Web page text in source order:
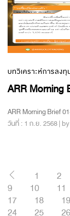
บทวิเคราะห์การลงทุ
ARR Morning
ARR Morning Brief
วันที่ : 1 ก.ย. 2568 | by
1 2
9
10 11
17
18 19
24
25 26